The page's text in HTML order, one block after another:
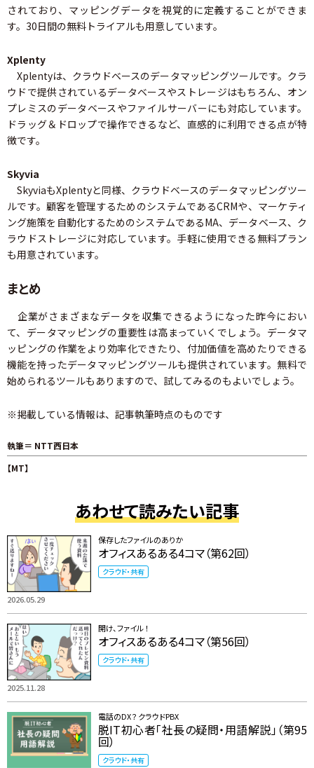
されており、マッピングデータを視覚的に定義することができま
す。30日間の無料トライアルも用意しています。
Xplenty
Xplentyは、クラウドベースのデータマッピングツールです。クラ
ウドで提供されているデータベースやストレージはもちろん、オン
プレミスのデータベースやファイルサーバーにも対応しています。
ドラッグ＆ドロップで操作できるなど、直感的に利用できる点が特
徴です。
Skyvia
SkyviaもXplentyと同様、クラウドベースのデータマッピングツー
ルです。顧客を管理するためのシステムであるCRMや、マーケティ
ング施策を自動化するためのシステムであるMA、データベース、ク
ラウドストレージに対応しています。手軽に使用できる無料プラン
も用意されています。
まとめ
企業がさまざまなデータを収集できるようになった昨今におい
て、データマッピングの重要性は高まっていくでしょう。データマ
ッピングの作業をより効率化できたり、付加価値を高めたりできる
機能を持ったデータマッピングツールも提供されています。無料で
始められるツールもありますので、試してみるのもよいでしょう。
※掲載している情報は、記事執筆時点のものです
執筆＝ NTT西日本
【MT】
あわせて読みたい記事
2026.05.29
保存したファイルのありか
オフィスあるある4コマ（第62回）
クラウド・共有
2025.11.28
開け、ファイル ！
オフィスあるある4コマ（第56回）
クラウド・共有
電話のDX？ クラウドPBX
脱IT初心者「社長の疑問・用語解説」（第95
回）
クラウド・共有